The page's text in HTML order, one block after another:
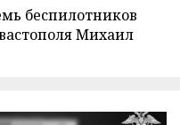
беспилотников
Михаил